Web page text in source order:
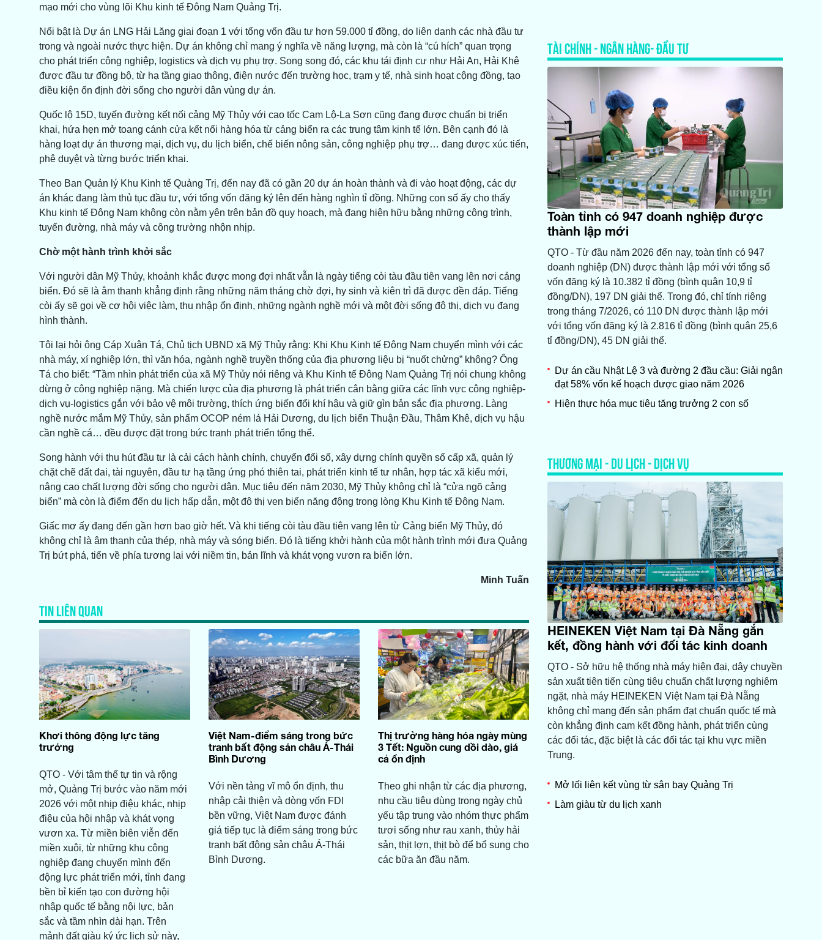
mạo mới cho vùng lõi Khu kinh tế Đông Nam Quảng Trị.
Nổi bật là Dự án LNG Hải Lăng giai đoạn 1 với tổng vốn đầu tư hơn 59.000 tỉ đồng, do liên danh các nhà đầu tư
trong và ngoài nước thực hiện. Dự án không chỉ mang ý nghĩa về năng lượng, mà còn là “cú hích” quan trọng
cho phát triển công nghiệp, logistics và dịch vụ phụ trợ. Song song đó, các khu tái định cư như Hải An, Hải Khê
được đầu tư đồng bộ, từ hạ tầng giao thông, điện nước đến trường học, trạm y tế, nhà sinh hoạt cộng đồng, tạo
điều kiện ổn định đời sống cho người dân vùng dự án.
Quốc lộ 15D, tuyến đường kết nối cảng Mỹ Thủy với cao tốc Cam Lộ-La Sơn cũng đang được chuẩn bị triển
khai, hứa hẹn mở toang cánh cửa kết nối hàng hóa từ cảng biển ra các trung tâm kinh tế lớn. Bên cạnh đó là
hàng loạt dự án thương mại, dịch vụ, du lịch biển, chế biến nông sản, công nghiệp phụ trợ… đang được xúc tiến,
phê duyệt và từng bước triển khai.
Theo Ban Quản lý Khu Kinh tế Quảng Trị, đến nay đã có gần 20 dự án hoàn thành và đi vào hoạt động, các dự
án khác đang làm thủ tục đầu tư, với tổng vốn đăng ký lên đến hàng nghìn tỉ đồng. Những con số ấy cho thấy
Khu kinh tế Đông Nam không còn nằm yên trên bản đồ quy hoạch, mà đang hiện hữu bằng những công trình,
tuyến đường, nhà máy và công trường nhộn nhịp.
Chờ một hành trình khởi sắc
Với người dân Mỹ Thủy, khoảnh khắc được mong đợi nhất vẫn là ngày tiếng còi tàu đầu tiên vang lên nơi cảng
biển. Đó sẽ là âm thanh khẳng định rằng những năm tháng chờ đợi, hy sinh và kiên trì đã được đền đáp. Tiếng
còi ấy sẽ gọi về cơ hội việc làm, thu nhập ổn định, những ngành nghề mới và một đời sống đô thị, dịch vụ đang
hình thành.
Tôi lại hỏi ông Cáp Xuân Tá, Chủ tịch UBND xã Mỹ Thủy rằng: Khi Khu Kinh tế Đông Nam chuyển mình với các
nhà máy, xí nghiệp lớn, thì văn hóa, ngành nghề truyền thống của địa phương liệu bị “nuốt chửng” không? Ông
Tá cho biết: “Tầm nhìn phát triển của xã Mỹ Thủy nói riêng và Khu Kinh tế Đông Nam Quảng Trị nói chung không
dừng ở công nghiệp nặng. Mà chiến lược của địa phương là phát triển cân bằng giữa các lĩnh vực công nghiệp-
dịch vụ-logistics gắn với bảo vệ môi trường, thích ứng biến đổi khí hậu và giữ gìn bản sắc địa phương. Làng
nghề nước mắm Mỹ Thủy, sản phẩm OCOP ném lá Hải Dương, du lịch biển Thuận Đầu, Thâm Khê, dịch vụ hậu
cần nghề cá… đều được đặt trong bức tranh phát triển tổng thể.
Song hành với thu hút đầu tư là cải cách hành chính, chuyển đổi số, xây dựng chính quyền số cấp xã, quản lý
chặt chẽ đất đai, tài nguyên, đầu tư hạ tầng ứng phó thiên tai, phát triển kinh tế tư nhân, hợp tác xã kiểu mới,
nâng cao chất lượng đời sống cho người dân. Mục tiêu đến năm 2030, Mỹ Thủy không chỉ là “cửa ngõ cảng
biển” mà còn là điểm đến du lịch hấp dẫn, một đô thị ven biển năng động trong lòng Khu Kinh tế Đông Nam.
Giấc mơ ấy đang đến gần hơn bao giờ hết. Và khi tiếng còi tàu đầu tiên vang lên từ Cảng biển Mỹ Thủy, đó
không chỉ là âm thanh của thép, nhà máy và sóng biển. Đó là tiếng khởi hành của một hành trình mới đưa Quảng
Trị bứt phá, tiến về phía tương lai với niềm tin, bản lĩnh và khát vọng vươn ra biển lớn.
Minh Tuấn
TIN LIÊN QUAN
Khơi thông động lực tăng
trưởng
QTO - Với tâm thế tự tin và rộng
mở, Quảng Trị bước vào năm mới
2026 với một nhịp điệu khác, nhịp
điệu của hội nhập và khát vọng
vươn xa. Từ miền biên viễn đến
miền xuôi, từ những khu công
nghiệp đang chuyển mình đến
động lực phát triển mới, tỉnh đang
bền bỉ kiến tạo con đường hội
nhập quốc tế bằng nội lực, bản
sắc và tầm nhìn dài hạn. Trên
mảnh đất giàu ký ức lịch sử này,
Việt Nam-điểm sáng trong bức
tranh bất động sản châu Á-Thái
Bình Dương
Với nền tảng vĩ mô ổn định, thu
nhập cải thiện và dòng vốn FDI
bền vững, Việt Nam được đánh
giá tiếp tục là điểm sáng trong bức
tranh bất động sản châu Á-Thái
Bình Dương.
Thị trường hàng hóa ngày mùng
3 Tết: Nguồn cung dồi dào, giá
cả ổn định
Theo ghi nhận từ các địa phương,
nhu cầu tiêu dùng trong ngày chủ
yếu tập trung vào nhóm thực phẩm
tươi sống như rau xanh, thủy hải
sản, thịt lợn, thịt bò để bổ sung cho
các bữa ăn đầu năm.
TÀI CHÍNH - NGÂN HÀNG- ĐẦU TƯ
Toàn tỉnh có 947 doanh nghiệp được
thành lập mới
QTO - Từ đầu năm 2026 đến nay, toàn tỉnh có 947
doanh nghiệp (DN) được thành lập mới với tổng số
vốn đăng ký là 10.382 tỉ đồng (bình quân 10,9 tỉ
đồng/DN), 197 DN giải thể. Trong đó, chỉ tính riêng
trong tháng 7/2026, có 110 DN được thành lập mới
với tổng vốn đăng ký là 2.816 tỉ đồng (bình quân 25,6
tỉ đồng/DN), 45 DN giải thể.
Dự án cầu Nhật Lệ 3 và đường 2 đầu cầu: Giải ngân
đạt 58% vốn kế hoạch được giao năm 2026
Hiện thực hóa mục tiêu tăng trưởng 2 con số
THƯƠNG MẠI - DU LỊCH - DỊCH VỤ
HEINEKEN Việt Nam tại Đà Nẵng gắn
kết, đồng hành với đối tác kinh doanh
QTO - Sở hữu hệ thống nhà máy hiện đại, dây chuyền
sản xuất tiên tiến cùng tiêu chuẩn chất lượng nghiêm
ngặt, nhà máy HEINEKEN Việt Nam tại Đà Nẵng
không chỉ mang đến sản phẩm đạt chuẩn quốc tế mà
còn khẳng định cam kết đồng hành, phát triển cùng
các đối tác, đặc biệt là các đối tác tại khu vực miền
Trung.
Mở lối liên kết vùng từ sân bay Quảng Trị
Làm giàu từ du lịch xanh